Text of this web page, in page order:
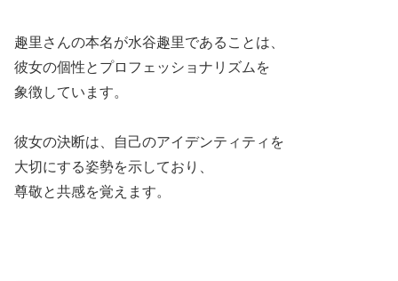
趣里さんの本名が水谷趣里であることは、
彼女の個性とプロフェッショナリズムを
象徴しています。
彼女の決断は、自己のアイデンティティを
大切にする姿勢を示しており、
尊敬と共感を覚えます。